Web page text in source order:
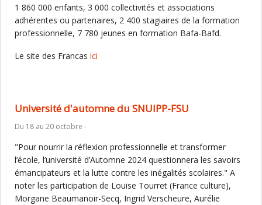
1 860 000 enfants, 3 000 collectivités et associations
adhérentes ou partenaires, 2 400 stagiaires de la formation
professionnelle, 7 780 jeunes en formation Bafa-Bafd.
Le site des Francas ici
Université d'automne du SNUIPP-FSU
Du 18 au 20 octobre -
"Pour nourrir la réflexion professionnelle et transformer
l’école, l’université d’Automne 2024 questionnera les savoirs
émancipateurs et la lutte contre les inégalités scolaires." A
noter les participation de Louise Tourret (France culture),
Morgane Beaumanoir-Secq, Ingrid Verscheure, Aurélie